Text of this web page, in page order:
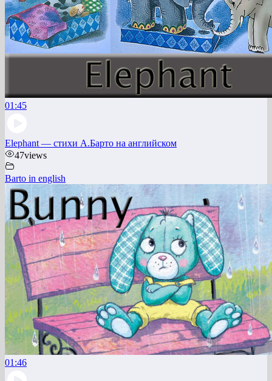
01:45
Elephant — стихи А.Барто на английском
47views
Barto in english
01:46